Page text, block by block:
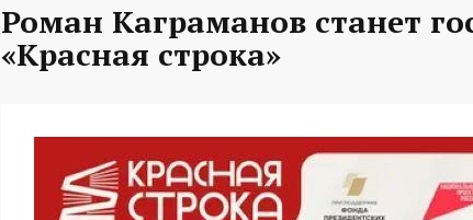
Роман Каграманов станет
«Красная строка»